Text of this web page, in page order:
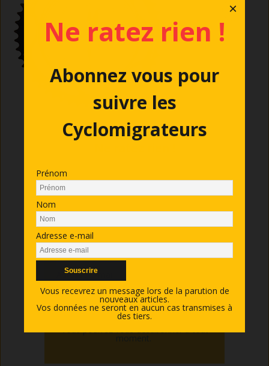
Prénom
Nom
Adresse e-mail
Vous pourrez vous désabonner à tout
Ne ratez rien !
Abonnez vous pour
suivre les
Cyclomigrateurs
Prénom
Nom
Adresse e-mail
Vous recevrez un message lors de la parution de
nouveaux articles.
Vos données ne seront en aucun cas transmises à
des tiers.
×